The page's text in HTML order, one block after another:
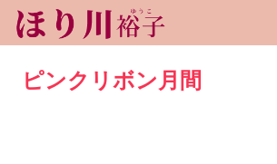
ピンクリボン月間